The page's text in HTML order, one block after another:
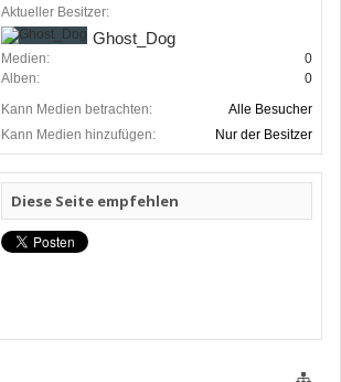
Aktueller Besitzer:
Ghost_Dog
Medien:
0
Alben:
0
Kann Medien betrachten:
Alle Besucher
Kann Medien hinzufügen:
Nur der Besitzer
Diese Seite empfehlen